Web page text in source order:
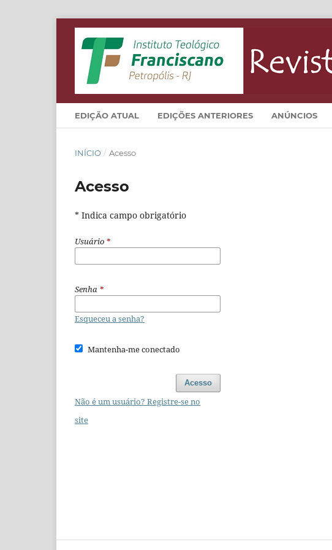
EDIÇÃO ATUAL EDIÇÕES ANTERIORES ANÚNCIOS
INÍCIO / Acesso
Acesso
* Indica campo obrigatório
Usuário *
Senha *
Esqueceu a senha?
Mantenha-me conectado
Acesso
Não é um usuário? Registre-se no
site